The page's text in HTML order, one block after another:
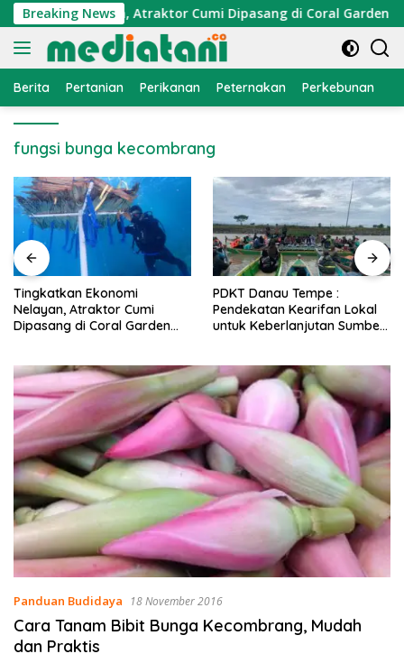
Langsung
ke
konten
Breaking News
Nelayan, Atraktor Cumi Dipasang di Coral Garden
Berita Pertanian Perikanan Peternakan Perkebunan
fungsi bunga kecombrang
PDKT Danau Tempe :
Pendekatan Kearifan Lokal
untuk Keberlanjutan Sumber
Cara Mengatasi Penyakit
PMK pada Sapi Perah
Alami dan Medis
Panduan Budidaya 18 November 2016
Cara Tanam Bibit Bunga Kecombrang, Mudah
dan Praktis